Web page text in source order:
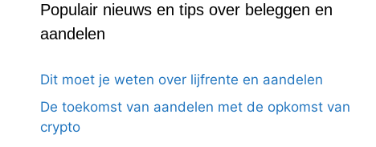
Populair nieuws en tips over beleggen en
aandelen
Dit moet je weten over lijfrente en aandelen
De toekomst van aandelen met de opkomst van
crypto